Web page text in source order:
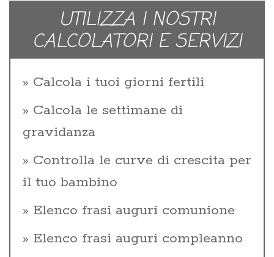
UTILIZZA I NOSTRI
CALCOLATORI E SERVIZI
Calcola i tuoi giorni fertili
Calcola le settimane di
gravidanza
Controlla le curve di crescita per
il tuo bambino
Elenco frasi auguri comunione
Elenco frasi auguri compleanno